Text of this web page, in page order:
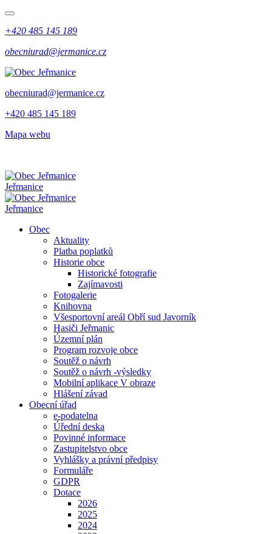
+420 485 145 189
obecniurad@jermanice.cz
obecniurad@jermanice.cz
+420 485 145 189
Mapa webu
Jeřmanice
Jeřmanice
Obec
Aktuality
Platba poplatků
Historie obce
Historické fotografie
Zajímavosti
Fotogalerie
Knihovna
Všesportovní areál Obří sud Javorník
Hasiči Jeřmanic
Územní plán
Program rozvoje obce
Soutěž o návrh
Soutěž o návrh -výsledky
Mobilní aplikace V obraze
Hlášení závad
Obecní úřad
e-podatelna
Úřední deska
Povinné informace
Zastupitelstvo obce
Vyhlášky a právní předpisy
Formuláře
GDPR
Dotace
2026
2025
2024